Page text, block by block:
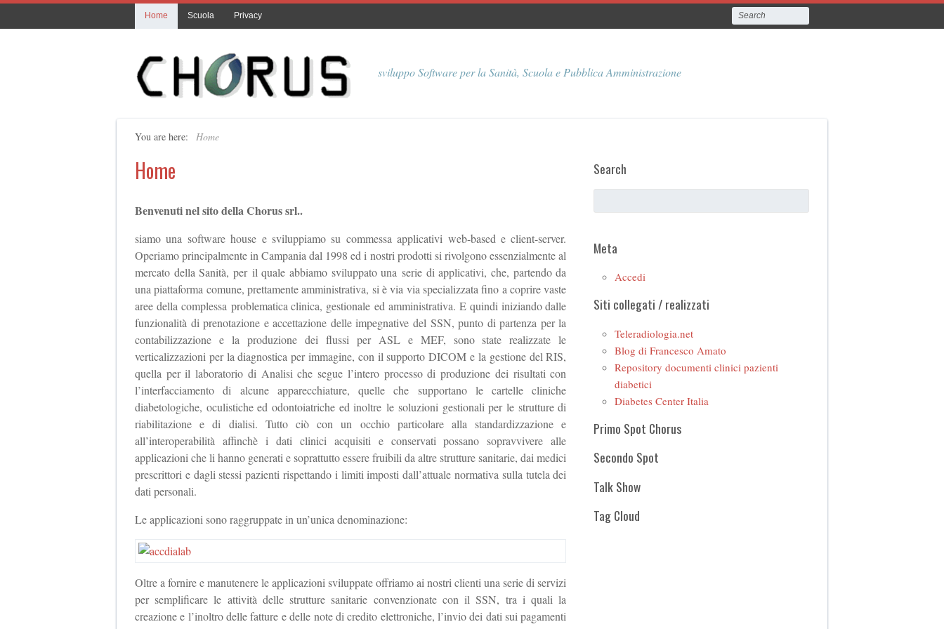
Home Scuola Privacy
sviluppo Software per la Sanità, Scuola e Pubblica Amministrazione
You are here: Home
Home
Benvenuti nel sito della Chorus srl..
siamo una software house e sviluppiamo su commessa applicativi web-based e client-server.
Operiamo principalmente in Campania dal 1998 ed i nostri prodotti si rivolgono essenzialmente al
mercato della Sanità, per il quale abbiamo sviluppato una serie di applicativi, che, partendo da
una piattaforma comune, prettamente amministrativa, si è via via specializzata fino a coprire vaste
aree della complessa problematica clinica, gestionale ed amministrativa. E quindi iniziando dalle
funzionalità di prenotazione e accettazione delle impegnative del SSN, punto di partenza per la
contabilizzazione e la produzione dei flussi per ASL e MEF, sono state realizzate le
verticalizzazioni per la diagnostica per immagine, con il supporto DICOM e la gestione del RIS,
quella per il laboratorio di Analisi che segue l’intero processo di produzione dei risultati con
l’interfacciamento di alcune apparecchiature, quelle che supportano le cartelle cliniche
diabetologiche, oculistiche ed odontoiatriche ed inoltre le soluzioni gestionali per le strutture di
riabilitazione e di dialisi. Tutto ciò con un occhio particolare alla standardizzazione e
all’interoperabilità affinchè i dati clinici acquisiti e conservati possano sopravvivere alle
applicazioni che li hanno generati e soprattutto essere fruibili da altre strutture sanitarie, dai medici
prescrittori e dagli stessi pazienti rispettando i limiti imposti dall’attuale normativa sulla tutela dei
dati personali.
Le applicazioni sono raggruppate in un’unica denominazione:
Oltre a fornire e manutenere le applicazioni sviluppate offriamo ai nostri clienti una serie di servizi
per semplificare le attività delle strutture sanitarie convenzionate con il SSN, tra i quali la
creazione e l’inoltro delle fatture e delle note di credito elettroniche, l’invio dei dati sui pagamenti
Search
Meta
Accedi
Siti collegati / realizzati
Teleradiologia.net
Blog di Francesco Amato
Repository documenti clinici pazienti
diabetici
Diabetes Center Italia
Primo Spot Chorus
Secondo Spot
Talk Show
Tag Cloud